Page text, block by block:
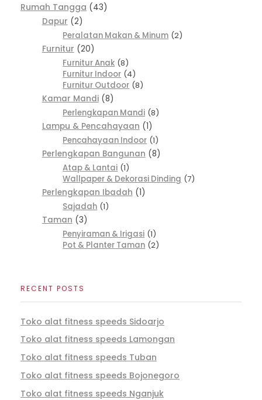
Rumah Tangga 43
Dapur
2
Peralatan Makan & Minum 2
Furnitur
20
Furnitur Anak 8
Furnitur Indoor 4
Furnitur Outdoor 8
Kamar Mandi 8
Perlengkapan Mandi 8
Lampu & Pencahayaan
1
Pencahayaan Indoor 1
Perlengkapan Bangunan
8
Atap & Lantai 1
Wallpaper & Dekorasi Dinding 7
Perlengkapan Ibadah
1
Sajadah 1
Taman
3
Penyiraman & Irigasi 1
Pot & Planter Taman 2
RECENT POSTS
Toko alat fitness speeds Sidoarjo
Toko alat fitness speeds Lamongan
Toko alat fitness speeds Tuban
Toko alat fitness speeds Bojonegoro
Toko alat fitness speeds Nganjuk